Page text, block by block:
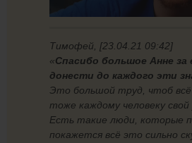
Тимофей, [23.04.21 09:42]
«Спасибо большое Анне за
донести до каждого эти
Это большой труд, чтоб
тоже каждому человеку
Есть такие люди, которые
покажется всё это сильно